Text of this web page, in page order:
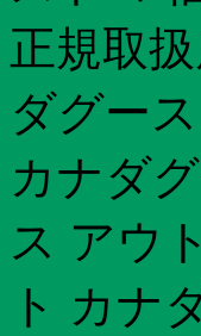
正規取
ダグー
カナダ
ス アウ
ト カナ